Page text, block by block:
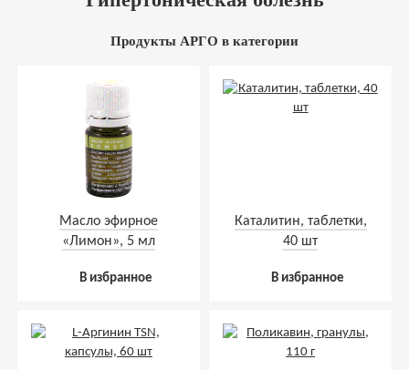
Продукты АРГО в категории
Масло эфирное
«Лимон», 5 мл
В избранное
Каталитин, таблетки,
40 шт
В избранное